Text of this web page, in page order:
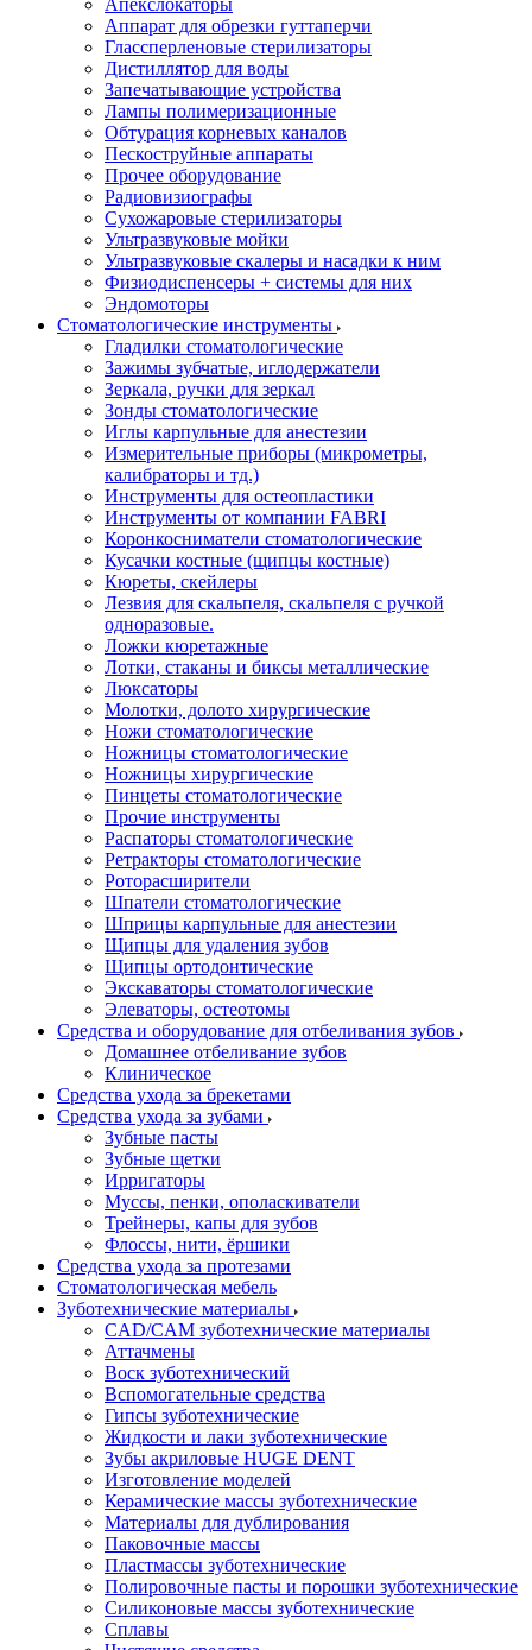
Апекслокаторы
Аппарат для обрезки гуттаперчи
Глассперленовые стерилизаторы
Дистиллятор для воды
Запечатывающие устройства
Лампы полимеризационные
Обтурация корневых каналов
Пескоструйные аппараты
Прочее оборудование
Радиовизиографы
Сухожаровые стерилизаторы
Ультразвуковые мойки
Ультразвуковые скалеры и насадки к ним
Физиодиспенсеры + системы для них
Эндомоторы
Стоматологические инструменты
Гладилки стоматологические
Зажимы зубчатые, иглодержатели
Зеркала, ручки для зеркал
Зонды стоматологические
Иглы карпульные для анестезии
Измерительные приборы (микрометры,
калибраторы и тд.)
Инструменты для остеопластики
Инструменты от компании FABRI
Коронкосниматели стоматологические
Кусачки костные (щипцы костные)
Кюреты, скейлеры
Лезвия для скальпеля, скальпеля с ручкой
одноразовые.
Ложки кюретажные
Лотки, стаканы и биксы металлические
Люксаторы
Молотки, долото хирургические
Ножи стоматологические
Ножницы стоматологические
Ножницы хирургические
Пинцеты стоматологические
Прочие инструменты
Распаторы стоматологические
Ретракторы стоматологические
Роторасширители
Шпатели стоматологические
Шприцы карпульные для анестезии
Щипцы для удаления зубов
Щипцы ортодонтические
Экскаваторы стоматологические
Элеваторы, остеотомы
Средства и оборудование для отбеливания зубов
Домашнее отбеливание зубов
Клиническое
Средства ухода за брекетами
Средства ухода за зубами
Зубные пасты
Зубные щетки
Ирригаторы
Муссы, пенки, ополаскиватели
Трейнеры, капы для зубов
Флоссы, нити, ёршики
Средства ухода за протезами
Стоматологическая мебель
Зуботехнические материалы
CAD/CAM зуботехнические материалы
Аттачмены
Воск зуботехнический
Вспомогательные средства
Гипсы зуботехнические
Жидкости и лаки зуботехнические
Зубы акриловые HUGE DENT
Изготовление моделей
Керамические массы зуботехнические
Материалы для дублирования
Паковочные массы
Пластмассы зуботехнические
Полировочные пасты и порошки зуботехнические
Силиконовые массы зуботехнические
Сплавы